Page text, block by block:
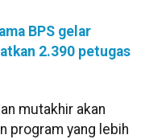
BPS gelar
2.390 petugas
mutakhir akan
program yang lebih